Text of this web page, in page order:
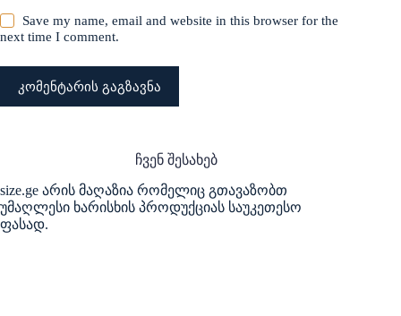
Save my name, email and website in this browser for the
next time I comment.
კომენტარის გაგზავნა
ჩვენ შესახებ
size.ge არის მაღაზია რომელიც გთავაზობთ
უმაღლესი ხარისხის პროდუქციას საუკეთესო
ფასად.